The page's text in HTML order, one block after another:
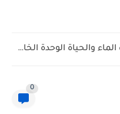
مشروع الوحدة الماء والحياة الوحدة الخامسة المستوى الثالث projet de...